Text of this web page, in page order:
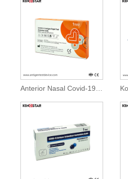
Anterior Nasal Covid-19 Self Test Rapid Antigen Test